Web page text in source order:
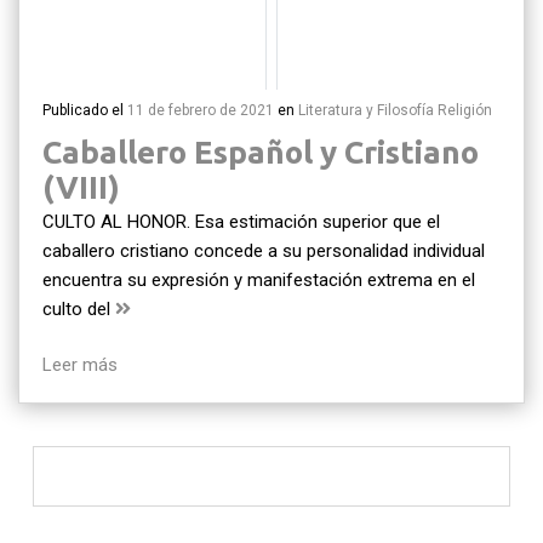
Publicado el 11 de febrero de 2021 en Literatura y Filosofía Religión
Caballero Español y Cristiano
(VIII)
CULTO AL HONOR. Esa estimación superior que el
caballero cristiano concede a su personalidad individual
encuentra su expresión y manifestación extrema en el
culto del
Leer más